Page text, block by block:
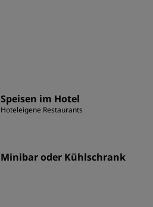
Speisen im Hotel
Hoteleigene Restaurants
Minibar oder Kühlschrank